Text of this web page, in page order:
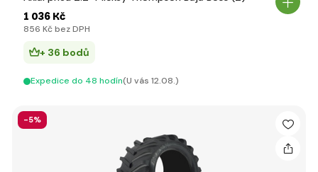
1 036 Kč
856 Kč bez DPH
+ 36 bodů
Expedice do 48 hodín(U vás 12.08.)
-5%